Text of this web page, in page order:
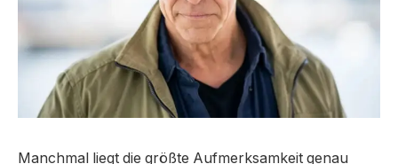
Manchmal liegt die größte Aufmerksamkeit genau